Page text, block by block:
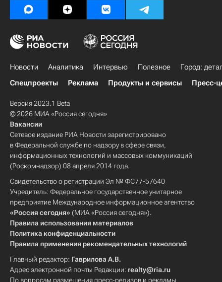
Новости Аналитика Интервью Полезное
Город:
Спецпроекты
Реклама Продукты и сервисы Пресс-
Версия 2023.1 Beta
© 2026 МИА «Россия сегодня»
Вакансии
Сетевое издание РИА Новости зарегистрировано
в Федеральной службе по надзору в сфере связи,
информационных технологий и массовых коммуникаций
(Роскомнадзор) 08 апреля 2014 года.
Свидетельство о регистрации Эл № ФС77-57640
Учредитель: Федеральное государственное унитарное
предприятие Международное информационное агентство
«Россия сегодня» (МИА «Россия сегодня»).
Правила использования материалов
Политика конфиденциальности
Правила применения рекомендательных технологий
Главный редактор: Гаврилова А.В.
Адрес электронной почты Редакции: realty@ria.ru
По вопросам размещения пресс-релизов и рекламы